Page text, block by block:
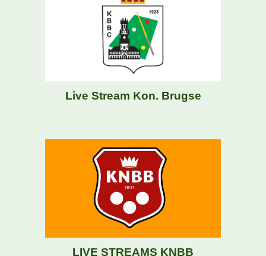
Live Stream Kon. Brugse
LIVE STREAMS KNBB